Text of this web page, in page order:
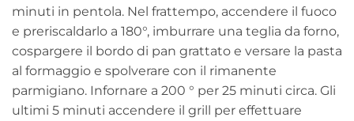
minuti in pentola. Nel frattempo, accendere il fuoco
e preriscaldarlo a 180°, imburrare una teglia da forno,
cospargere il bordo di pan grattato e versare la pasta
al formaggio e spolverare con il rimanente
parmigiano. Infornare a 200 ° per 25 minuti circa. Gli
ultimi 5 minuti accendere il grill per effettuare